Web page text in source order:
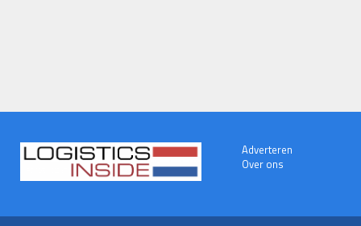
Adverteren
Over ons